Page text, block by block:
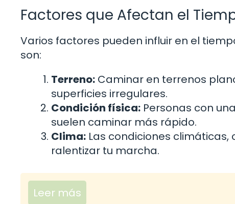
Factores que Afectan el
Varios factores pueden influir en el
son:
Terreno: Caminar en terrenos
superficies irregulares.
Condición física: Personas con
suelen caminar más rápido.
Clima: Las condiciones
ralentizar tu marcha.
Leer más